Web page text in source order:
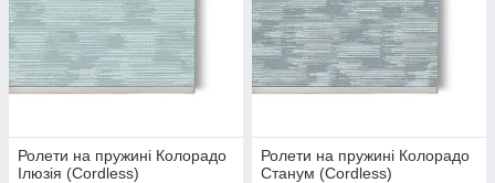
Ролети на пружині Колорадо
Ілюзія (Cordless)
Ролети на пружині Колорадо
Станум (Cordless)